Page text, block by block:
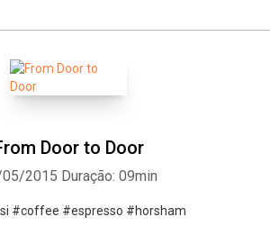
Door to Door
2015 Duração: 09min
#coffee #espresso #horsham